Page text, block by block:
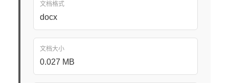
文档格式
docx
文档大小
0.027 MB